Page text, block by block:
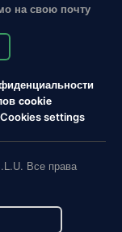
на свою почту
cookie
Cookies settings
Все права